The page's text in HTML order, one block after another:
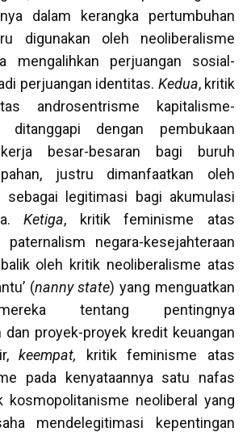
dalam kerangka pertumbuhan
digunakan oleh neoliberalisme
mengalihkan perjuangan sosial-
perjuangan identitas. Kedua, kritik
androsentrisme kapitalisme-
ditanggapi dengan pembukaan
besar-besaran bagi buruh
justru dimanfaatkan oleh
sebagai legitimasi bagi akumulasi
Ketiga, kritik feminisme atas
negara-kesejahteraan
oleh kritik neoliberalisme atas
(nanny state) yang menguatkan
tentang pentingnya
dan proyek-proyek kredit keuangan
keempat, kritik feminisme atas
pada kenyataannya satu nafas
kosmopolitanisme neoliberal yang
mendelegitimasi kepentingan